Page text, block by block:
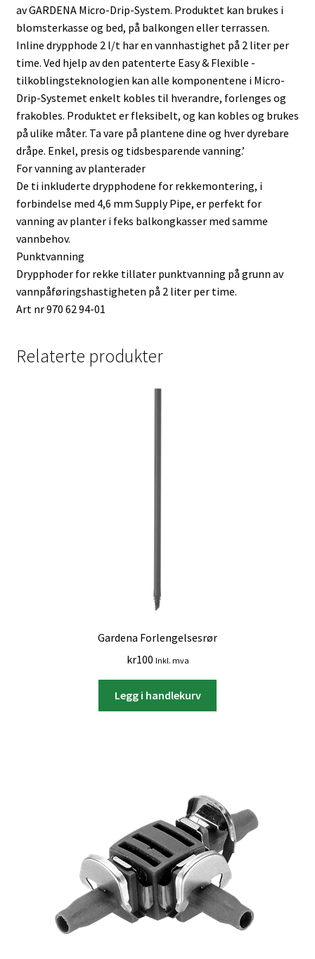
av GARDENA Micro-Drip-System. Produktet kan brukes i
blomsterkasse og bed, på balkongen eller terrassen.
Inline drypphode 2 l/t har en vannhastighet på 2 liter per
time. Ved hjelp av den patenterte Easy & Flexible -
tilkoblingsteknologien kan alle komponentene i Micro-
Drip-Systemet enkelt kobles til hverandre, forlenges og
frakobles. Produktet er fleksibelt, og kan kobles og brukes
på ulike måter. Ta vare på plantene dine og hver dyrebare
dråpe. Enkel, presis og tidsbesparende vanning.’
For vanning av planterader
De ti inkluderte drypphodene for rekkemontering, i
forbindelse med 4,6 mm Supply Pipe, er perfekt for
vanning av planter i feks balkongkasser med samme
vannbehov.
Punktvanning
Drypphoder for rekke tillater punktvanning på grunn av
vannpåføringshastigheten på 2 liter per time.
Art nr 970 62 94-01
Relaterte produkter
Gardena Forlengelsesrør
kr100 Inkl. mva
Legg i handlekurv